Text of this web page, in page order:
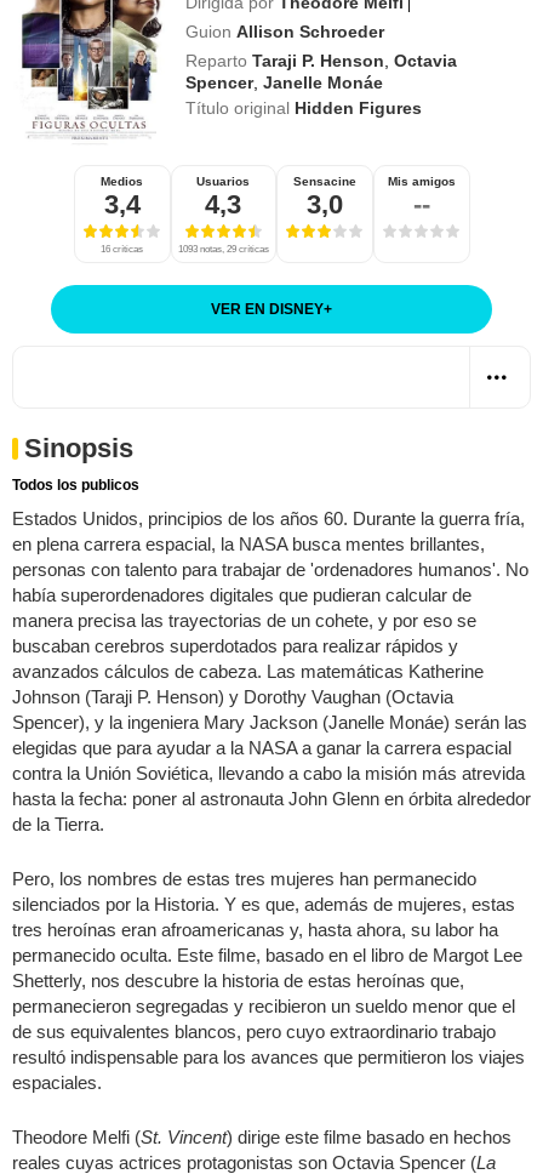
Guion Allison Schroeder
Reparto Taraji P. Henson ,Octavia
Spencer,Janelle Monáe
Título original Hidden Figures
Medios
3,4
16 críticas
Usuarios
4,3
1093 notas, 29 críticas
Sensacine
3,0
Mis amigos
--
VER EN DISNEY+
Sinopsis
Todos los publicos
Estados Unidos, principios de los años 60. Durante la guerra fría,
en plena carrera espacial, la NASA busca mentes brillantes,
personas con talento para trabajar de 'ordenadores humanos'. No
había superordenadores digitales que pudieran calcular de
manera precisa las trayectorias de un cohete, y por eso se
buscaban cerebros superdotados para realizar rápidos y
avanzados cálculos de cabeza. Las matemáticas Katherine
Johnson (Taraji P. Henson) y Dorothy Vaughan (Octavia
Spencer), y la ingeniera Mary Jackson (Janelle Monáe) serán las
elegidas que para ayudar a la NASA a ganar la carrera espacial
contra la Unión Soviética, llevando a cabo la misión más atrevida
hasta la fecha: poner al astronauta John Glenn en órbita alrededor
de la Tierra.
Pero, los nombres de estas tres mujeres han permanecido
silenciados por la Historia. Y es que, además de mujeres, estas
tres heroínas eran afroamericanas y, hasta ahora, su labor ha
permanecido oculta. Este filme, basado en el libro de Margot Lee
Shetterly, nos descubre la historia de estas heroínas que,
permanecieron segregadas y recibieron un sueldo menor que el
de sus equivalentes blancos, pero cuyo extraordinario trabajo
resultó indispensable para los avances que permitieron los viajes
espaciales.
Theodore Melfi (St. Vincent) dirige este filme basado en hechos
reales cuyas actrices protagonistas son Octavia Spencer (La